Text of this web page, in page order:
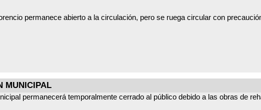
en el Ayuntamiento, a través del teléfono 91 868 04 27 o comunicándoselo
permanece abierto a la circulación, pero se ruega circular con
colaboración, y nos disculpamos por las molestias que se puedan
MUNICIPAL
permanecerá temporalmente cerrado al público debido a las obras de